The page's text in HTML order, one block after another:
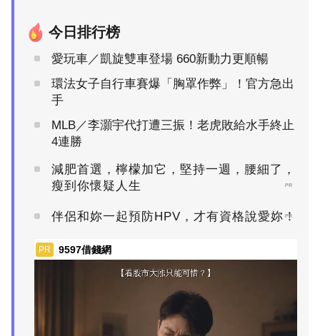
今日排行榜
愛玩車／凱旋雙車登場 660新動力更順暢
環法女子自行車賽爆「胸罩作弊」！官方急出
手
MLB／李灝宇代打遭三振！老虎敗給水手終止
4連勝
減肥首選，檸檬加它，堅持一週，腰細了，
瘦到你懷疑人生
PR
伴侶和妳一起預防HPV，才有資格說愛妳！
PR
PR 9597借錢網